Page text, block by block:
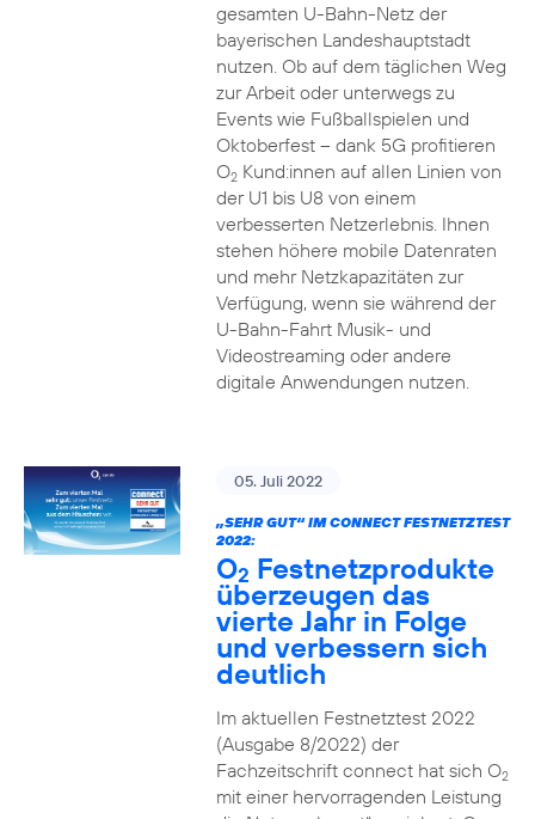
gesamten U-Bahn-Netz der
bayerischen Landeshauptstadt
nutzen. Ob auf dem täglichen Weg
zur Arbeit oder unterwegs zu
Events wie Fußballspielen und
Oktoberfest – dank 5G profitieren
O2Kund:innen auf allen Linien von
der U1 bis U8 von einem
verbesserten Netzerlebnis. Ihnen
stehen höhere mobile Datenraten
und mehr Netzkapazitäten zur
Verfügung, wenn sie während der
U-Bahn-Fahrt Musik- und
Videostreaming oder andere
digitale Anwendungen nutzen.
05. Juli 2022
„SEHR GUT“ IM CONNECT FESTNETZTEST
2022:
O2 Festnetzprodukte
überzeugen das
vierte Jahr in Folge
und verbessern sich
deutlich
Im aktuellen Festnetztest 2022
(Ausgabe 8/2022) der
Fachzeitschrift connect hat sich O2
mit einer hervorragenden Leistung